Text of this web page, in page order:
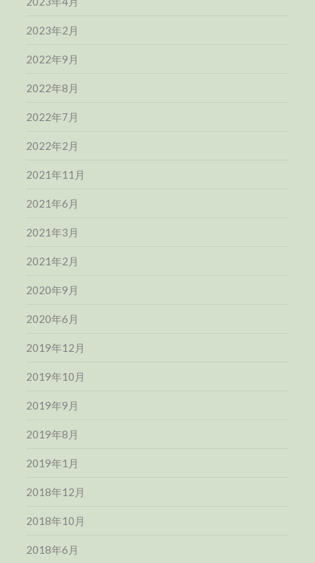
2023年2月
2022年9月
2022年8月
2022年7月
2022年2月
2021年11月
2021年6月
2021年3月
2021年2月
2020年9月
2020年6月
2019年12月
2019年10月
2019年9月
2019年8月
2019年1月
2018年12月
2018年10月
2018年6月